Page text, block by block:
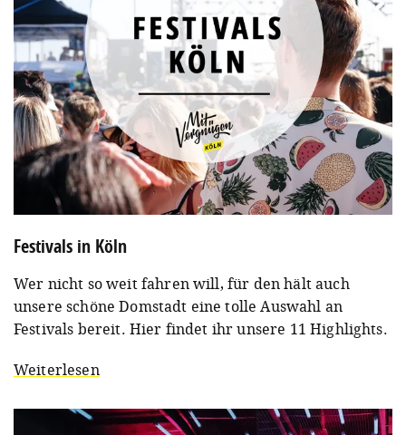
Festivals in Köln
Wer nicht so weit fahren will, für den hält auch
unsere schöne Domstadt eine tolle Auswahl an
Festivals bereit. Hier findet ihr unsere 11 Highlights.
Weiterlesen